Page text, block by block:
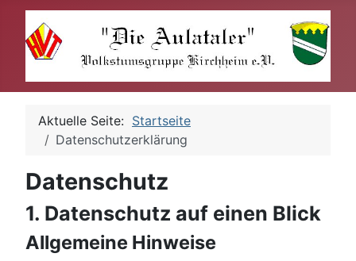
Aktuelle Seite: Startseite
Datenschutzerklärung
Datenschutz
1. Datenschutz auf einen Blick
Allgemeine Hinweise